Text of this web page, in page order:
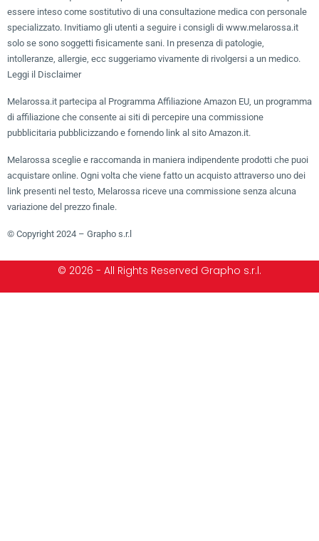
essere inteso come sostitutivo di una consultazione medica con personale
specializzato. Invitiamo gli utenti a seguire i consigli di www.melarossa.it
solo se sono soggetti fisicamente sani. In presenza di patologie,
intolleranze, allergie, ecc suggeriamo vivamente di rivolgersi a un medico.
Leggi il Disclaimer
Melarossa.it partecipa al Programma Affiliazione Amazon EU, un programma
di affiliazione che consente ai siti di percepire una commissione
pubblicitaria pubblicizzando e fornendo link al sito Amazon.it.
Melarossa sceglie e raccomanda in maniera indipendente prodotti che puoi
acquistare online. Ogni volta che viene fatto un acquisto attraverso uno dei
link presenti nel testo, Melarossa riceve una commissione senza alcuna
variazione del prezzo finale.
© Copyright 2024 – Grapho s.r.l
© 2026 - All Rights Reserved Grapho s.r.l.